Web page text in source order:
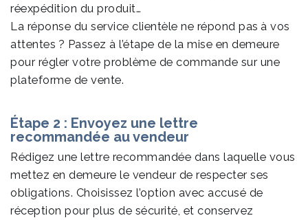
réexpédition du produit…
La réponse du service clientèle ne répond pas à vos
attentes ? Passez à l’étape de la mise en demeure
pour régler votre problème de commande sur une
plateforme de vente.
Étape 2 : Envoyez une lettre
recommandée au vendeur
Rédigez une lettre recommandée dans laquelle vous
mettez en demeure le vendeur de respecter ses
obligations. Choisissez l’option avec accusé de
réception pour plus de sécurité, et conservez